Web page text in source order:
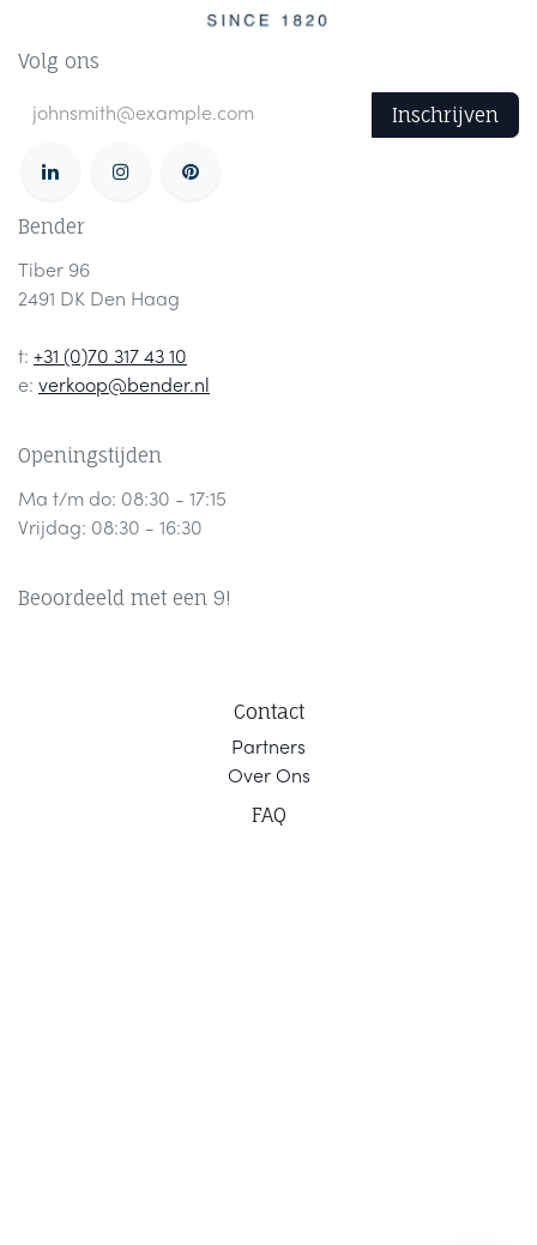
Volg ons
Inschrijven
Bender
Tiber 96
2491 DK Den Haag
t: +31 (0)70 317 43 10
e: verkoop@bender.nl
Openingstijden
Ma t/m do: 08:30 - 17:15
Vrijdag: 08:30 - 16:30
Beoordeeld met een 9!
Contact
Partners
Over Ons
FAQ